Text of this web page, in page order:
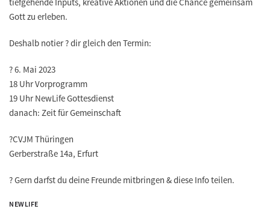
Gott zu erleben.
Deshalb notier ? dir gleich den Termin:
? 6. Mai 2023
18 Uhr Vorprogramm
19 Uhr NewLife Gottesdienst
danach: Zeit für Gemeinschaft
?CVJM Thüringen
Gerberstraße 14a, Erfurt
? Gern darfst du deine Freunde mitbringen & diese Info teilen.
NEWLIFE